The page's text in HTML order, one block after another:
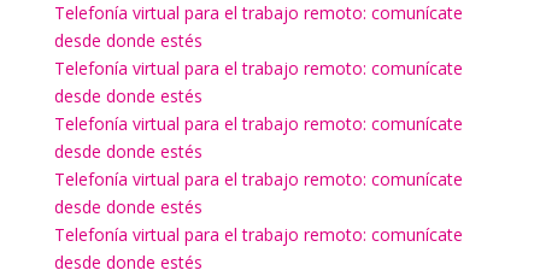
Telefonía virtual para el trabajo remoto: comunícate
desde donde estés
Telefonía virtual para el trabajo remoto: comunícate
desde donde estés
Telefonía virtual para el trabajo remoto: comunícate
desde donde estés
Telefonía virtual para el trabajo remoto: comunícate
desde donde estés
Telefonía virtual para el trabajo remoto: comunícate
desde donde estés